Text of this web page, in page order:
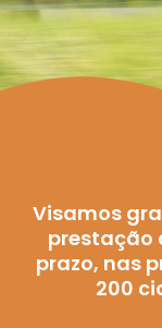
Visamos
prestação
prazo, nas
200